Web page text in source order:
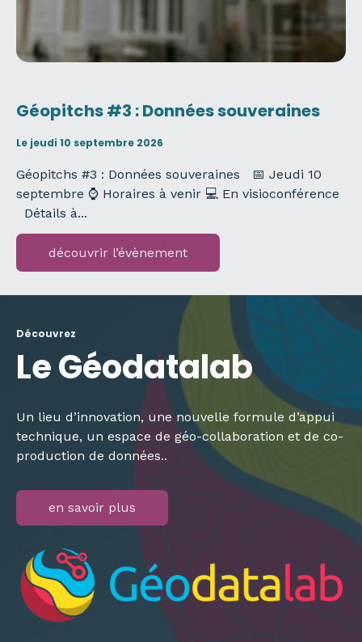
Géopitchs #3 : Données souveraines
Le jeudi 10 septembre 2026
Géopitchs #3 : Données souveraines 📅 Jeudi 10
septembre ⌚ Horaires à venir 💻 En visioconférence
Détails à...
découvrir l’évènement
Découvrez
Le Géodatalab
Un lieu d’innovation, une nouvelle formule d’appui
technique, un espace de géo-collaboration et de co-
production de données..
en savoir plus